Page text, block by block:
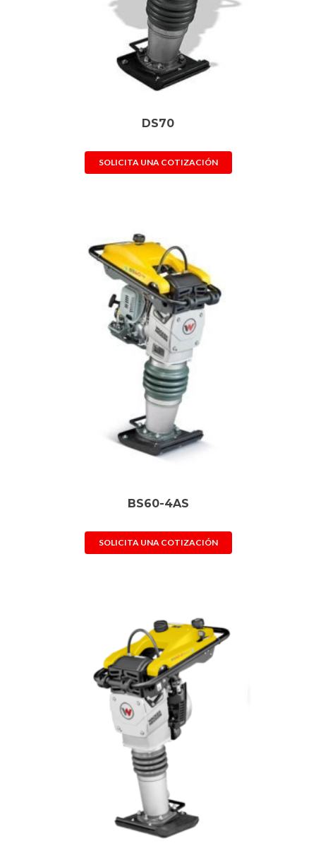
DS70
SOLICITA UNA COTIZACIÓN
BS60-4AS
SOLICITA UNA COTIZACIÓN